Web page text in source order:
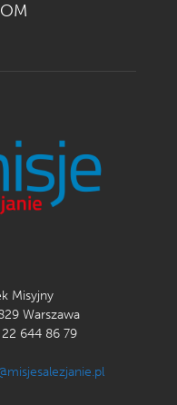
Misyjny
Warszawa
644 86 79